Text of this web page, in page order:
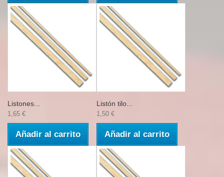
Listones...
1,65 €
Añadir al carrito
Listón tilo...
1,50 €
Añadir al carrito